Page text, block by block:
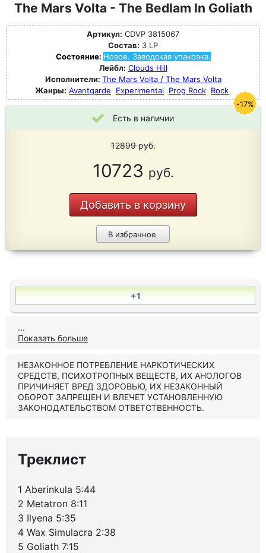
The Mars Volta - The Bedlam In Goliath
Артикул: CDVP 3815067
Состав: 3 LP
Состояние: Новое. Заводская упаковка.
Лейбл: Clouds Hill
Исполнители: The Mars Volta / The Mars Volta
Жанры: Avantgarde Experimental Prog Rock Rock
Есть в наличии
12899руб.
10723 руб.
Добавить в корзину
В избранное
-17%
+1
...
Показать больше
НЕЗАКОННОЕ ПОТРЕБЛЕНИЕ НАРКОТИЧЕСКИХ
СРЕДСТВ, ПСИХОТРОПНЫХ ВЕЩЕСТВ, ИХ АНОЛОГОВ
ПРИЧИНЯЕТ ВРЕД ЗДОРОВЬЮ, ИХ НЕЗАКОННЫЙ
ОБОРОТ ЗАПРЕЩЕН И ВЛЕЧЕТ УСТАНОВЛЕННУЮ
ЗАКОНОДАТЕЛЬСТВОМ ОТВЕТСТВЕННОСТЬ.
Треклист
1 Aberinkula 5:44
2 Metatron 8:11
3 Ilyena 5:35
4 Wax Simulacra 2:38
5 Goliath 7:15